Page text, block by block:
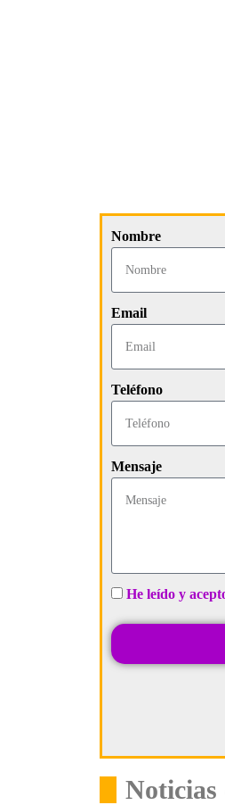
Nombre
Email
Teléfono
Mensaje
He leído y
Noticias